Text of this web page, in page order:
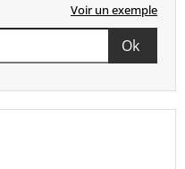
Voir un exemple